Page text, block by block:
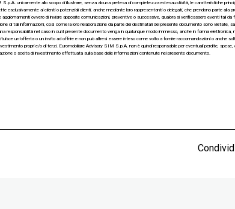
unicamente allo scopo di illustrare, senza alcuna pretesa di completezza ed esaustività, le caratteristiche
esclusivamente ai clienti o potenziali clienti, anche mediante loro rappresentanti o delegati, che prendono parte alla
ovvero di inviare apposite comunicazioni, preventive o successive, qualora si verificassero eventi tali da
di tali informazioni, così come la loro rielaborazione da parte dei destinatari del presente documento sono vietate,
responsabilità nel caso in cui il presente documento venga in qualunque modo immesso, anche in forma elettronica,
un’offerta o un invito ad offrire e non può altresì essere inteso come volto a fornire raccomandazioni o anche
propri e/o di terzi. Euromobiliare Advisory SIM S.p.A. non è quindi responsabile per eventuali perdite, spese,
o scelta di investimento effettuata sulla base delle informazioni contenute nel presente documento.